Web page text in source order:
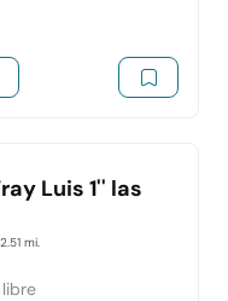
Luis 1'' las
mi.